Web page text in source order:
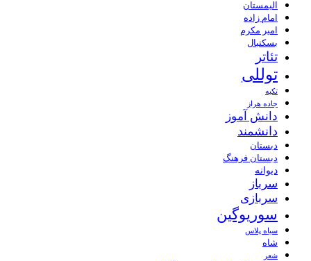
الیمستان
امام زاده
امیر مکرم
بسکتبال
تئاتر
توللی
تکیه
جاده هراز
دانش آموز
دانشمند
دبستان
دبستان فرهنگ
دیوانه
سرباز
سربازی
سوریوگین
سیاه پلاس
شاه
شعر